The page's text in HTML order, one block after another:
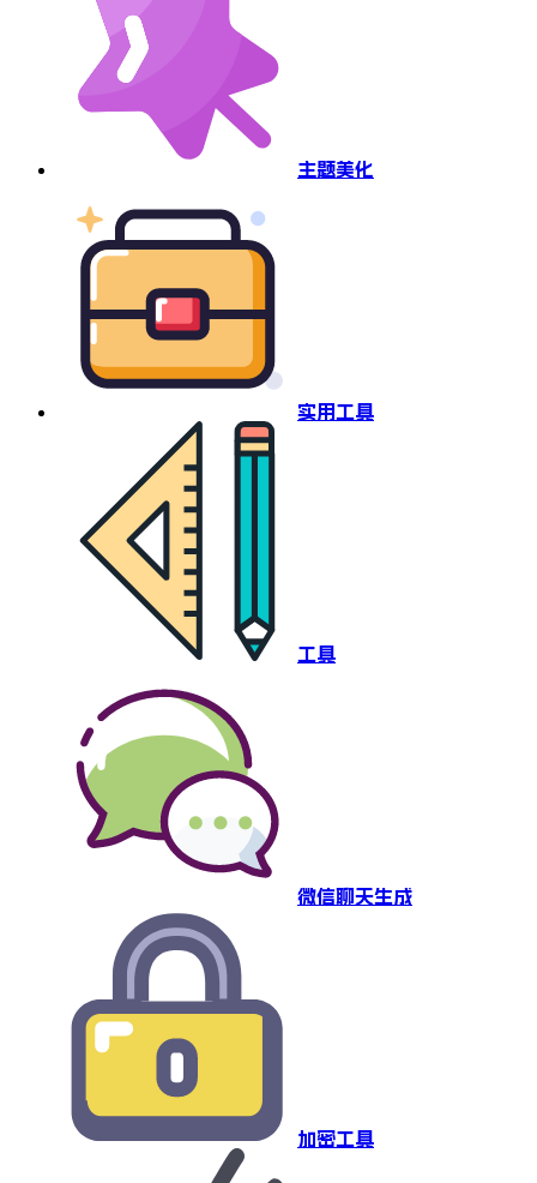
主题美化
实用工具
工具
微信聊天生成
加密工具